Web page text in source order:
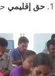
حق إقليمي